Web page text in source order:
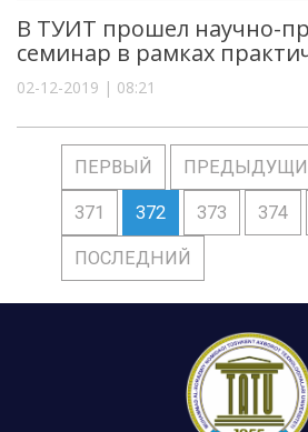
В ТУИТ прошел научно-
семинар в рамках
02-12-2019 | 08:21
ПЕРВЫЙ
371 372 373 374
ПОСЛЕДНИЙ